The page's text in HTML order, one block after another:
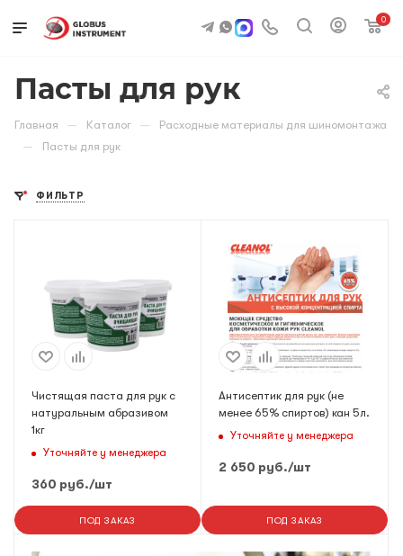
0
Пасты для рук
Главная — Каталог — Расходные материалы для шиномонтажа
— Пасты для рук
ФИЛЬТР
Чистящая паста для рук с
натуральным абразивом
1кг
Уточняйте у менеджера
360 руб./шт
ПОД ЗАКАЗ
Антисептик для рук (не
менее 65% спиртов) кан 5л.
Уточняйте у менеджера
2 650 руб./шт
ПОД ЗАКАЗ